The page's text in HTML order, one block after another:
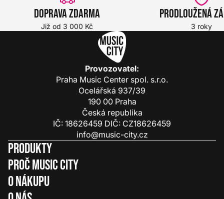
Doprava zdarma
Již od 3 000 Kč
Prodloužená
3 roky
Provozovatel:
Praha Music Center spol. s.r.o.
Ocelářská 937/39
190 00 Praha
Česká republika
IČ: 18626459 DIČ: CZ18626459
info@music-city.cz
Produkty
Proč Music City
O nákupu